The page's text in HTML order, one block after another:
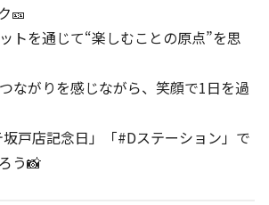
🎫
トを通じて“楽しむことの原点”を思
ながりを感じながら、笑顔で1日を過
戸店記念日」「#Dステーション」で
う📸